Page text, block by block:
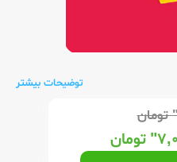
توضیحات بیشتر
تومان
تومان